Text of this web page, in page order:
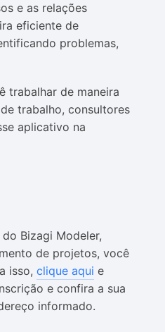
e as relações
eficiente de
problemas,
trabalhar de maneira
trabalho, consultores
aplicativo na
Bizagi Modeler,
de projetos, você
isso, clique aqui e
e confira a sua
informado.